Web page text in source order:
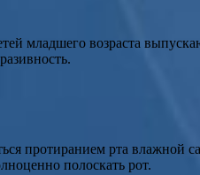
младшего возраста
протиранием рта влажной
полоскать рот.